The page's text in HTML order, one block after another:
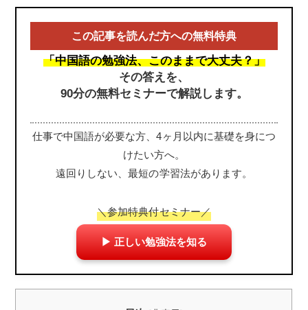
この記事を読んだ方への無料特典
「中国語の勉強法、このままで大丈夫？」
その答えを、
90分の無料セミナーで解説します。
仕事で中国語が必要な方、4ヶ月以内に基礎を身につ
けたい方へ。
遠回りしない、最短の学習法があります。
＼参加特典付セミナー／
▶ 正しい勉強法を知る